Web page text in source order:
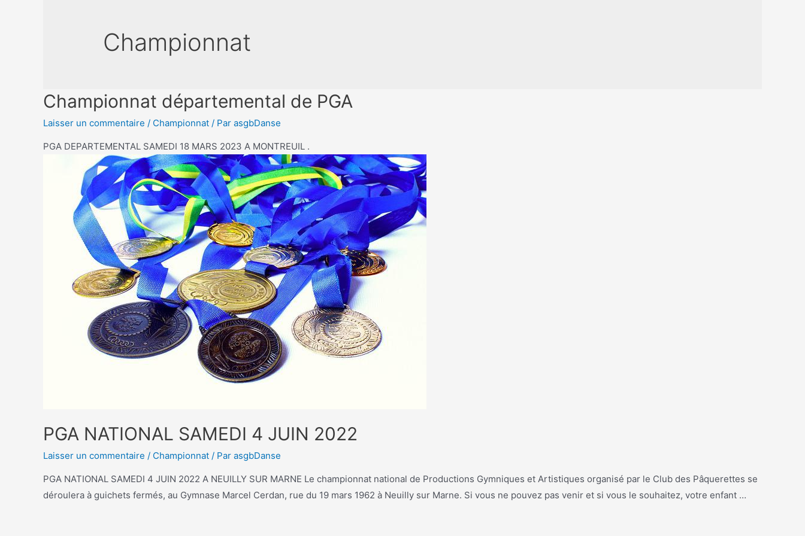
Championnat
Championnat départemental de PGA
Laisser un commentaire / Championnat / Par asgbDanse
PGA DEPARTEMENTAL SAMEDI 18 MARS 2023 A MONTREUIL .
PGA NATIONAL SAMEDI 4 JUIN 2022
Laisser un commentaire / Championnat / Par asgbDanse
PGA NATIONAL SAMEDI 4 JUIN 2022 A NEUILLY SUR MARNE Le championnat national de Productions Gymniques et Artistiques organisé par le Club des Pâquerettes se
déroulera à guichets fermés, au Gymnase Marcel Cerdan, rue du 19 mars 1962 à Neuilly sur Marne. Si vous ne pouvez pas venir et si vous le souhaitez, votre enfant …